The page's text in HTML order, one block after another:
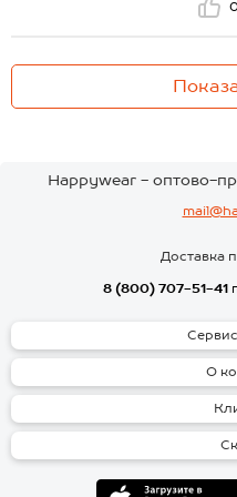
Happywear - оптово-
Доставка
8 (800) 707-51-41
О